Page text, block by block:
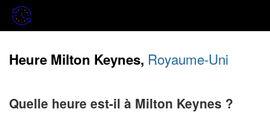
Heure Milton Keynes, Royaume-Uni
Quelle heure est-il à Milton Keynes ?